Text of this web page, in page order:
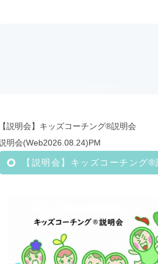
【説明会】キッズコーチング®︎説明会
明会(Web2026.08.24)PM
【説明会】キッズコーチング